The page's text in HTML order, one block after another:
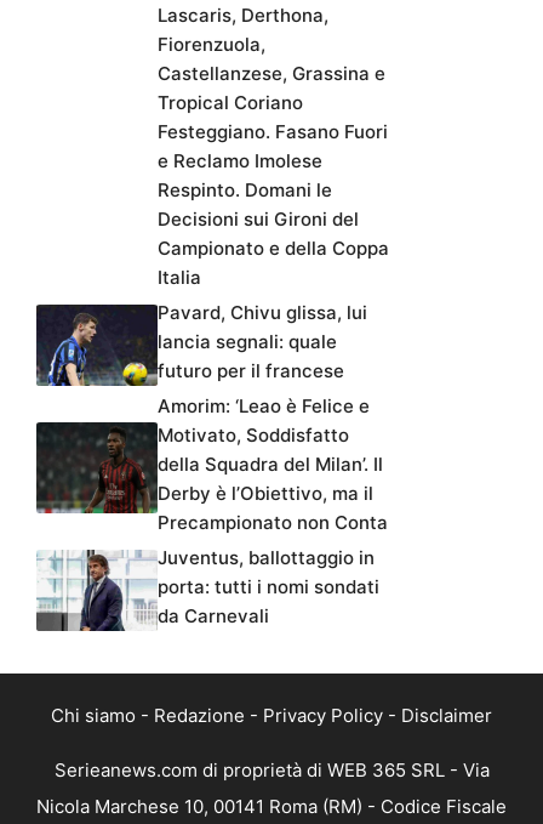
Lascaris, Derthona,
Fiorenzuola,
Castellanzese, Grassina e
Tropical Coriano
Festeggiano. Fasano Fuori
e Reclamo Imolese
Respinto. Domani le
Decisioni sui Gironi del
Campionato e della Coppa
Italia
Pavard, Chivu glissa, lui
lancia segnali: quale
futuro per il francese
Amorim: ‘Leao è Felice e
Motivato, Soddisfatto
della Squadra del Milan’. Il
Derby è l’Obiettivo, ma il
Precampionato non Conta
Juventus, ballottaggio in
porta: tutti i nomi sondati
da Carnevali
Chi siamo - Redazione - Privacy Policy - Disclaimer
Serieanews.com di proprietà di WEB 365 SRL - Via
Nicola Marchese 10, 00141 Roma (RM) - Codice Fiscale